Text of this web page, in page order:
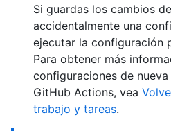
Si guardas los cambios
accidentalmente una
ejecutar la configuración
Para obtener más
configuraciones de
GitHub Actions, vea
trabajo y tareas.